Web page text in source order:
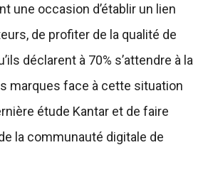
une occasion d’établir un lien
de profiter de la qualité de
déclarent à 70% s’attendre à la
marques face à cette situation
étude Kantar et de faire
la communauté digitale de